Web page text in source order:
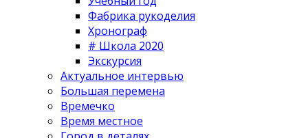
Фабрика рукоделия
Хронограф
# Школа 2020
Экскурсия
Актуальное интервью
Большая перемена
Времечко
Время местное